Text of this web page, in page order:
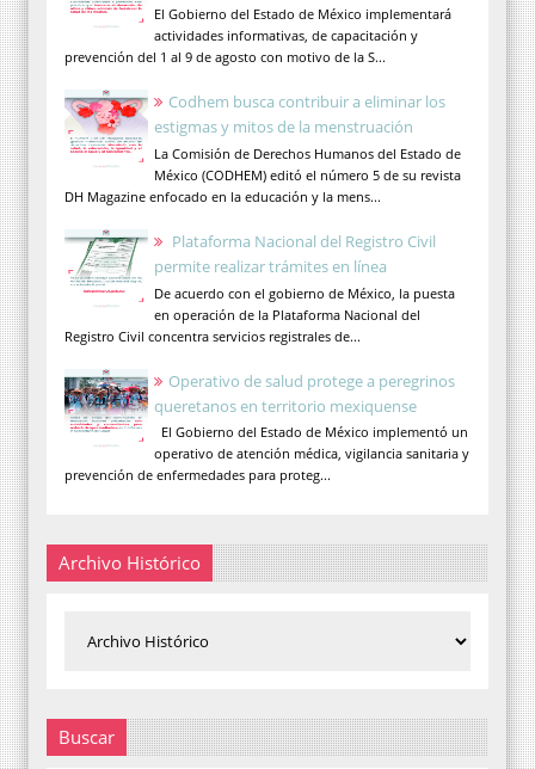
El Gobierno del Estado de México implementará
actividades informativas, de capacitación y
prevención del 1 al 9 de agosto con motivo de la S...
Codhem busca contribuir a eliminar los
estigmas y mitos de la menstruación
La Comisión de Derechos Humanos del Estado de
México (CODHEM) editó el número 5 de su revista
DH Magazine enfocado en la educación y la mens...
Plataforma Nacional del Registro Civil
permite realizar trámites en línea
De acuerdo con el gobierno de México, la puesta
en operación de la Plataforma Nacional del
Registro Civil concentra servicios registrales de...
Operativo de salud protege a peregrinos
queretanos en territorio mexiquense
El Gobierno del Estado de México implementó un
operativo de atención médica, vigilancia sanitaria y
prevención de enfermedades para proteg...
Archivo Histórico
Buscar